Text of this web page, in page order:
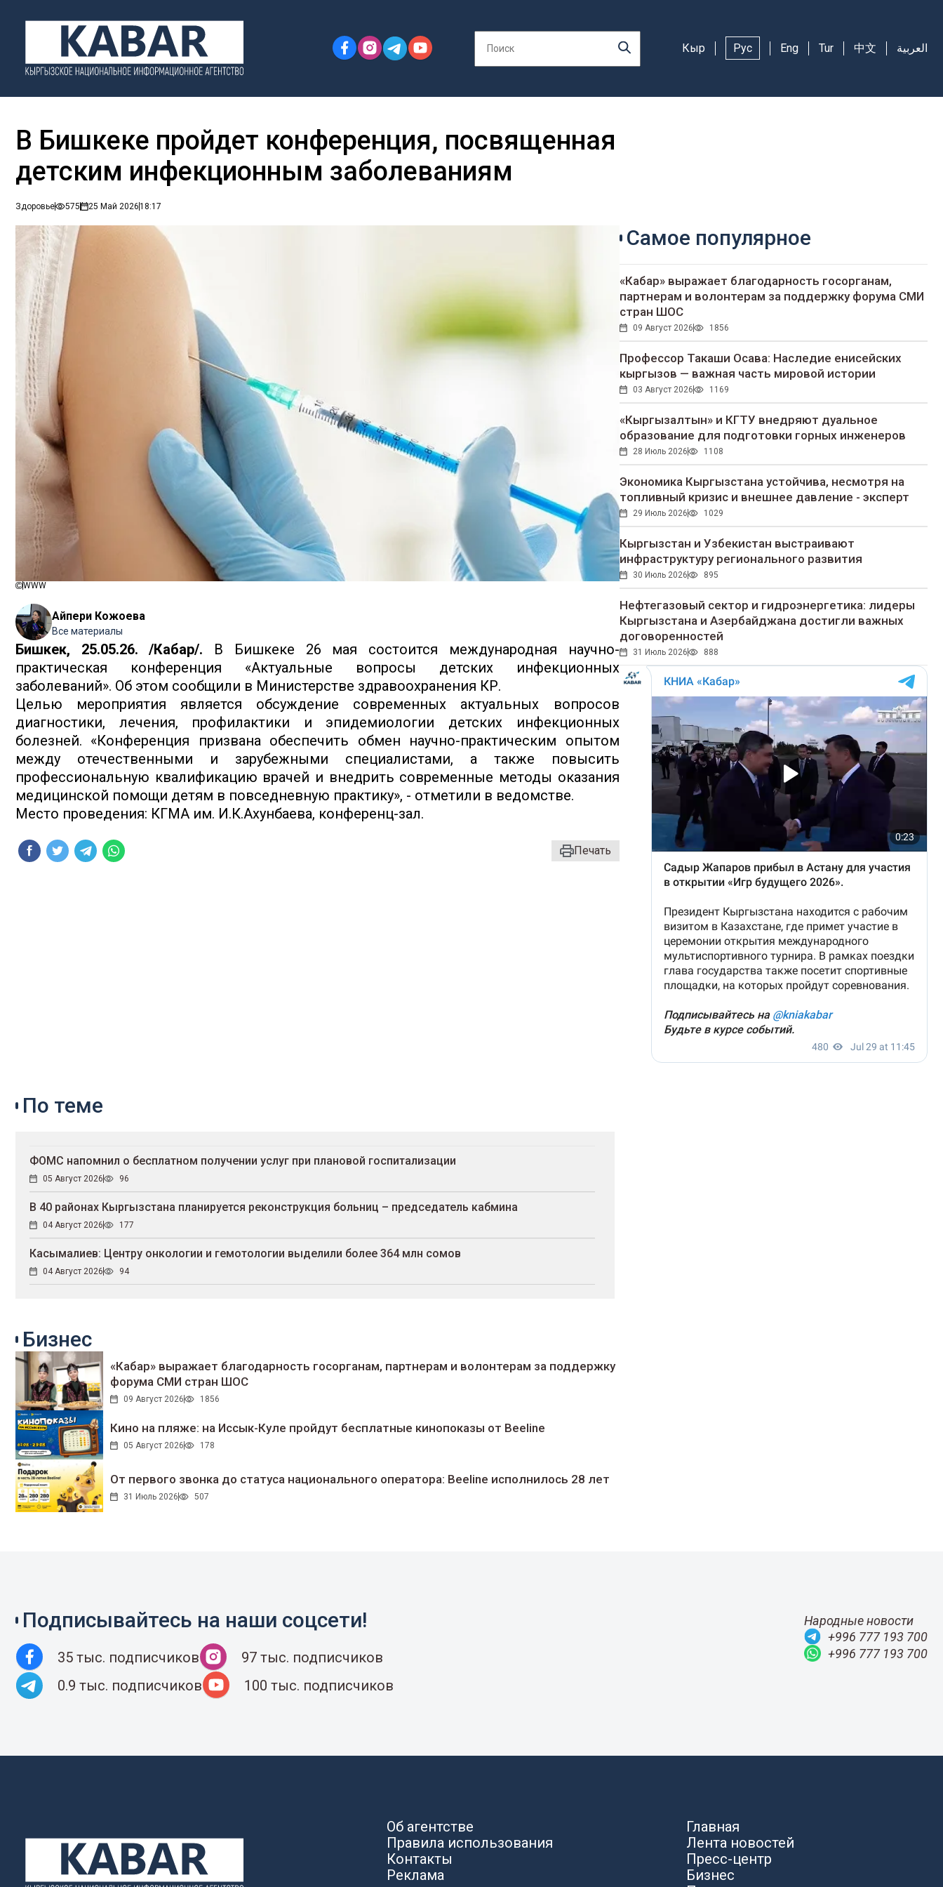
Кыр Рус Eng Tur 中文 العربية
В Бишкеке пройдет конференция, посвященная
детским инфекционным заболеваниям
Здоровье 575 25 Май 202618:17
WWW
Айпери Кожоева
Все материалы
Бишкек, 25.05.26. /Кабар/.
В Бишкеке 26 мая состоится международная научно-
практическая конференция «Актуальные вопросы детских инфекционных
заболеваний». Об этом сообщили в Министерстве здравоохранения КР.
Целью мероприятия является обсуждение современных актуальных вопросов
диагностики, лечения, профилактики и эпидемиологии детских инфекционных
болезней. «Конференция призвана обеспечить обмен научно-практическим опытом
между отечественными и зарубежными специалистами, а также повысить
профессиональную квалификацию врачей и внедрить современные методы оказания
медицинской помощи детям в повседневную практику», - отметили в ведомстве.
Место проведения: КГМА им. И.К.Ахунбаева, конференц-зал.
Печать
Самое популярное
«Кабар» выражает благодарность госорганам,
партнерам и волонтерам за поддержку форума СМИ
стран ШОС
09 Август 2026 1856
Профессор Такаши Осава: Наследие енисейских
кыргызов — важная часть мировой истории
03 Август 2026 1169
«Кыргызалтын» и КГТУ внедряют дуальное
образование для подготовки горных инженеров
28 Июль 2026 1108
Экономика Кыргызстана устойчива, несмотря на
топливный кризис и внешнее давление - эксперт
29 Июль 2026 1029
Кыргызстан и Узбекистан выстраивают
инфраструктуру регионального развития
30 Июль 2026 895
Нефтегазовый сектор и гидроэнергетика: лидеры
Кыргызстана и Азербайджана достигли важных
договоренностей
31 Июль 2026 888
По теме
ФОМС напомнил о бесплатном получении услуг при плановой госпитализации
05 Август 2026 96
В 40 районах Кыргызстана планируется реконструкция больниц – председатель кабмина
04 Август 2026 177
Касымалиев: Центру онкологии и гемотологии выделили более 364 млн сомов
04 Август 2026 94
Бизнес
«Кабар» выражает благодарность госорганам, партнерам и волонтерам за поддержку
форума СМИ стран ШОС
09 Август 2026 1856
Кино на пляже: на Иссык-Куле пройдут беcплатные кинопоказы от Beeline
05 Август 2026 178
От первого звонка до статуса национального оператора: Beeline исполнилось 28 лет
31 Июль 2026 507
Подписывайтесь на наши соцсети!
35 тыс. подписчиков
97 тыс. подписчиков
0.9 тыс. подписчиков
100 тыс. подписчиков
Народные новости
+996 777 193 700
+996 777 193 700
Об агентстве
Правила использования
Контакты
Реклама
Главная
Лента новостей
Пресс-центр
Бизнес